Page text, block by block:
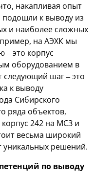
накапливая опыт
к выводу из
и наиболее сложных
на АЭХК мы
– это корпус
оборудованием в
следующий шаг – это
к выводу
Сибирского
ряда объектов,
242 на МСЗ и
весьма широкий
уникальных решений.
по выводу